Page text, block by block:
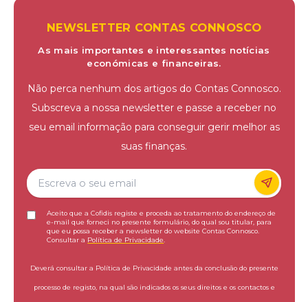
NEWSLETTER CONTAS CONNOSCO
As mais importantes e interessantes notícias
económicas e financeiras.
Não perca nenhum dos artigos do Contas Connosco.
Subscreva a nossa newsletter e passe a receber no
seu email informação para conseguir gerir melhor as
suas finanças.
Aceito que a Cofidis registe e proceda ao tratamento do endereço de
e-mail que forneci no presente formulário, do qual sou titular, para
que eu possa receber a newsletter do website Contas Connosco.
Consultar a Política de Privacidade
Deverá consultar a Política de Privacidade antes da conclusão do presente
processo de registo, na qual são indicados os seus direitos e os contactos e